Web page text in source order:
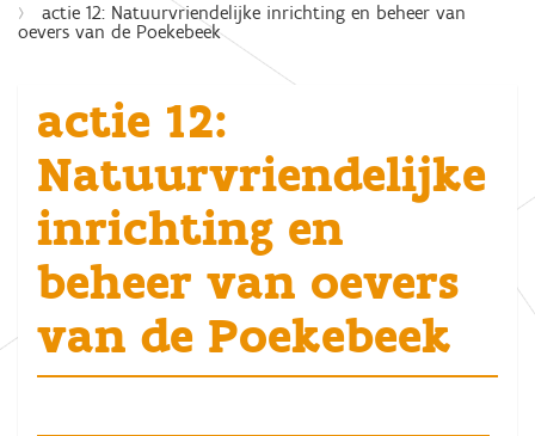
actie 12: Natuurvriendelijke inrichting en beheer van
oevers van de Poekebeek
actie 12:
Natuurvriendelijke
inrichting en
beheer van oevers
van de Poekebeek